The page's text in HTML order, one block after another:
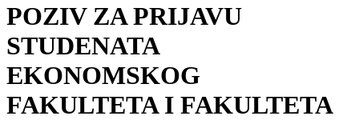
POZIV ZA PRIJAVU
STUDENATA
EKONOMSKOG
FAKULTETA I FAKULTETA